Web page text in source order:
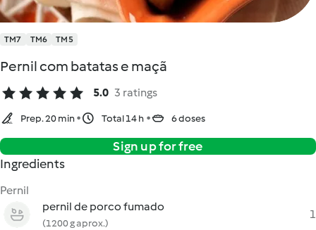
TM7 TM6 TM5
Pernil com batatas e maçã
5.0 3 ratings
Prep. 20 min Total 14 h 6 doses
Sign up for free
Ingredients
Pernil
pernil de porco fumado
(1200 g aprox.)
1